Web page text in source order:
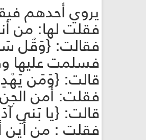
يروي أحدهم
فقلت لها: من
فقالت: {وَقُل
فسلمت عليها
قالت: {وَمَن يَهْدِ
فقلت: أمن
قالت: {يا بَني
فقلت : من أين